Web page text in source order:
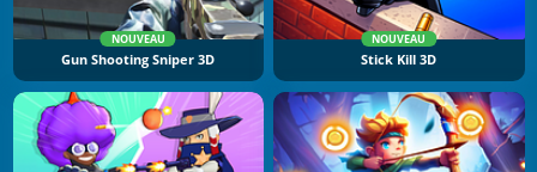
NOUVEAU
Gun Shooting Sniper 3D
NOUVEAU
Stick Kill 3D